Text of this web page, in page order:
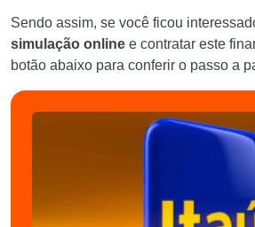
Sendo assim, se você ficou
simulação online e contratar este
botão abaixo para conferir o passo a